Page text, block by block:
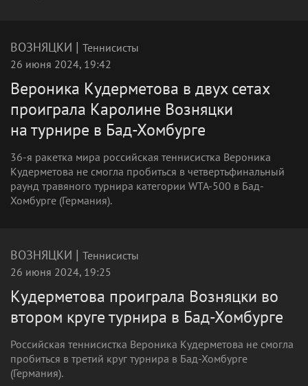
ВОЗНЯЦКИ | Теннисисты
26 июня 2024, 19:42
Вероника Кудерметова в двух сетах
проиграла Каролине Возняцки
на турнире в Бад-Хомбурге
36-я ракетка мира российская теннисистка Вероника
Кудерметова не смогла пробиться в четвертьфинальный
раунд травяного турнира категории WTA-500 в Бад-
Хомбурге (Германия).
ВОЗНЯЦКИ | Теннисисты
26 июня 2024, 19:25
Кудерметова проиграла Возняцки во
втором круге турнира в Бад-Хомбурге
Российская теннисистка Вероника Кудерметова не смогла
пробиться в третий круг турнира в Бад-Хомбурге
(Германия).